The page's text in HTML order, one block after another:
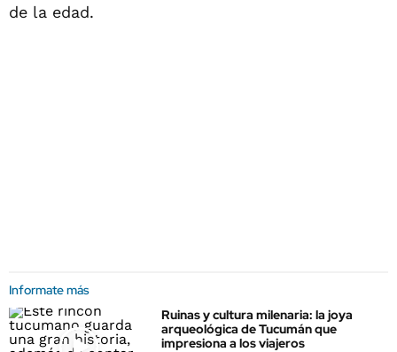
de la edad.
Informate más
Ruinas y cultura milenaria: la joya
arqueológica de Tucumán que
impresiona a los viajeros